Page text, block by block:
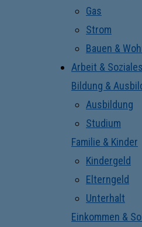
Gas
Strom
Bauen &
Arbeit & Soziales
Bildung &
Ausbildung
Studium
Familie & Kinder
Kindergeld
Elterngeld
Unterhalt
Einkommen &